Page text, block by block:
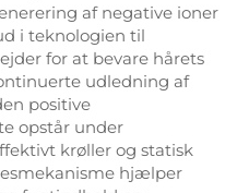
af negative ioner
i teknologien til
for at bevare hårets
udledning af
positive
opstår under
krøller og statisk
hjælper